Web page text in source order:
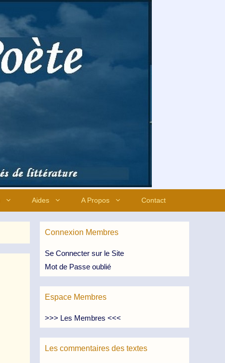
Aides A Propos Contact
Connexion Membres
Se Connecter sur le Site
Mot de Passe oublié
Espace Membres
>>> Les Membres <<<
Les commentaires des textes